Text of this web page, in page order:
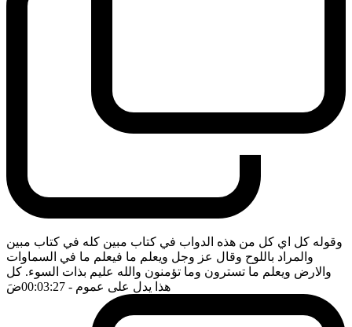
وقوله كل اي كل من هذه الدواب في كتاب مبين كله في كتاب مبين
والمراد باللوح وقال عز وجل ويعلم ما فيعلم ما في السماوات
والارض ويعلم ما تسترون وما تؤمنون والله عليم بذات السوء. كل
هذا يدل على عموم - 00:03:27 ضَ